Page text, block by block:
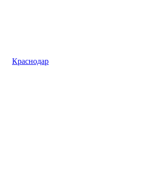
Краснодар